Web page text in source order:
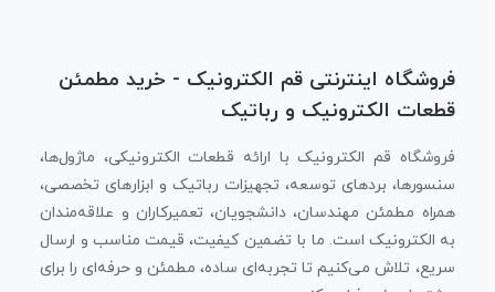
فروشگاه اینترنتی قم الکترونیک - خرید مطمئن
قطعات الکترونیک و رباتیک
فروشگاه قم الکترونیک با ارائه قطعات الکترونیکی، ماژول‌ها،
سنسورها، بردهای توسعه، تجهیزات رباتیک و ابزارهای تخصصی،
همراه مطمئن مهندسان، دانشجویان، تعمیرکاران و علاقه‌مندان
به الکترونیک است. ما با تضمین کیفیت، قیمت مناسب و ارسال
سریع، تلاش می‌کنیم تا تجربه‌ای ساده، مطمئن و حرفه‌ای را برای